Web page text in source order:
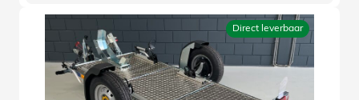
Direct leverbaar